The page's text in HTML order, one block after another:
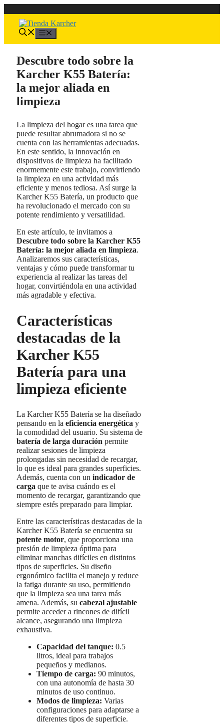
al
contenido
Descubre todo sobre la
Karcher K55 Batería:
la mejor aliada en
limpieza
La limpieza del hogar es una tarea que
puede resultar abrumadora si no se
cuenta con las herramientas adecuadas.
En este sentido, la innovación en
dispositivos de limpieza ha facilitado
enormemente este trabajo, convirtiendo
la limpieza en una actividad más
eficiente y menos tediosa. Así surge la
Karcher K55 Batería, un producto que
ha revolucionado el mercado con su
potente rendimiento y versatilidad.
En este artículo, te invitamos a
Descubre todo sobre la Karcher K55
Batería: la mejor aliada en limpieza.
Analizaremos sus características,
ventajas y cómo puede transformar tu
experiencia al realizar las tareas del
hogar, convirtiéndola en una actividad
más agradable y efectiva.
Características
destacadas de la
Karcher K55
Batería para una
limpieza eficiente
La Karcher K55 Batería se ha diseñado
pensando en la eficiencia energética y
la comodidad del usuario. Su sistema de
batería de larga duración permite
realizar sesiones de limpieza
prolongadas sin necesidad de recargar,
lo que es ideal para grandes superficies.
Además, cuenta con un indicador de
carga que te avisa cuándo es el
momento de recargar, garantizando que
siempre estés preparado para limpiar.
Entre las características destacadas de la
Karcher K55 Batería se encuentra su
potente motor, que proporciona una
presión de limpieza óptima para
eliminar manchas difíciles en distintos
tipos de superficies. Su diseño
ergonómico facilita el manejo y reduce
la fatiga durante su uso, permitiendo
que la limpieza sea una tarea más
amena. Además, su cabezal ajustable
permite acceder a rincones de difícil
alcance, asegurando una limpieza
exhaustiva.
Capacidad del tanque: 0.5
litros, ideal para trabajos
pequeños y medianos.
Tiempo de carga: 90 minutos,
con una autonomía de hasta 30
minutos de uso continuo.
Modos de limpieza: Varias
configuraciones para adaptarse a
diferentes tipos de superficie.